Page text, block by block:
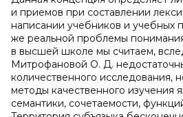
и приемов при составлении
написании учебников и учебных
же реальной проблемы
в высшей школе мы считаем,
Митрофановой О. Д.
количественного исследования,
методы качественного изучения
семантики, сочетаемости,